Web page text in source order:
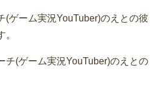
(ゲーム実況YouTuber)のえとの彼
チ(ゲーム実況YouTuber)のえとの